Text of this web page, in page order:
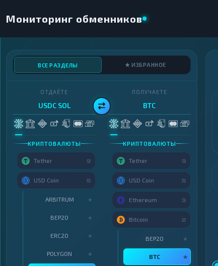
Мониторинг обменников
ВСЕ РАЗДЕЛЫ ★ ИЗБРАННОЕ
ОТДАЁТЕ
USDC SOL
КРИПТОВАЛЮТЫ
Tether 9
USD Coin 5
ARBITRUM ★
BEP20 ★
ERC20 ★
POLYGON ★
ПОЛУЧАЕТЕ
BTC
КРИПТОВАЛЮТЫ
Tether 9
USD Coin 5
Ethereum 3
Bitcoin 2
BEP20 ★
BTC ★